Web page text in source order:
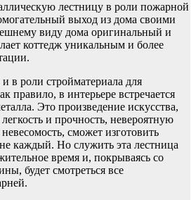
лестницу в роли пожарной
выход из дома своими
виду дома оригинальный и
коттедж уникальным и более
в роли стройматериала для
правило, в интерьере встречается
Это произведение искусства,
легкость и прочность, невероятную
сможет изготовить
каждый. Но служить эта лестница
время и, покрываясь со
будет смотреться все